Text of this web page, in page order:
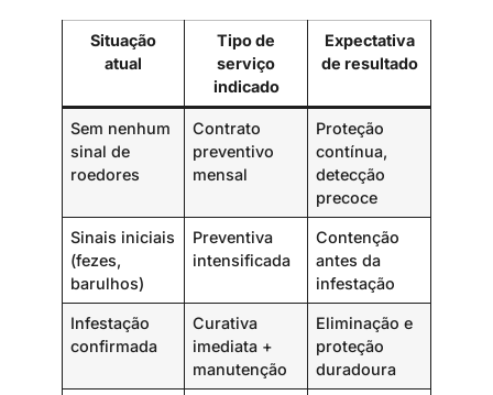
Situação
atual
Tipo de
serviço
indicado
Expectativa
de resultado
Sem nenhum
sinal de
roedores
Contrato
preventivo
mensal
Proteção
contínua,
detecção
precoce
Sinais iniciais
(fezes,
barulhos)
Preventiva
intensificada
Contenção
antes da
infestação
Infestação
confirmada
Curativa
imediata +
manutenção
Eliminação e
proteção
duradoura